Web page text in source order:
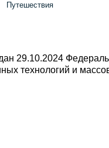
Путешествия
29.10.2024
технологий и